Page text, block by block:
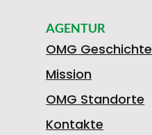
AGENTUR
OMG Geschichte
Mission
OMG Standorte
Kontakte